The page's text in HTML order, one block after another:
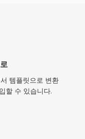
템플릿으로 변환
할 수 있습니다.